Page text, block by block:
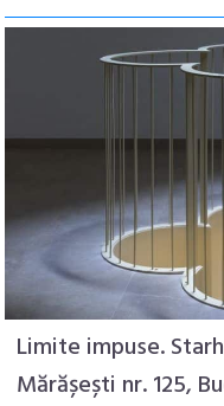
Limite impuse.
Mărășești nr. 125,